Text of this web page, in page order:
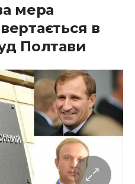
мера
в
Полтави